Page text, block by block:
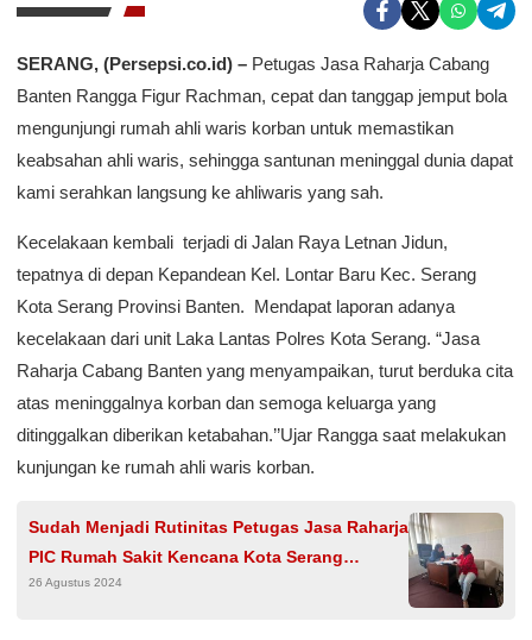
SERANG, (Persepsi.co.id) – Petugas Jasa Raharja Cabang
Banten Rangga Figur Rachman, cepat dan tanggap jemput bola
mengunjungi rumah ahli waris korban untuk memastikan
keabsahan ahli waris, sehingga santunan meninggal dunia dapat
kami serahkan langsung ke ahliwaris yang sah.
Kecelakaan kembali terjadi di Jalan Raya Letnan Jidun,
tepatnya di depan Kepandean Kel. Lontar Baru Kec. Serang
Kota Serang Provinsi Banten. Mendapat laporan adanya
kecelakaan dari unit Laka Lantas Polres Kota Serang. “Jasa
Raharja Cabang Banten yang menyampaikan, turut berduka cita
atas meninggalnya korban dan semoga keluarga yang
ditinggalkan diberikan ketabahan.’’Ujar Rangga saat melakukan
kunjungan ke rumah ahli waris korban.
Sudah Menjadi Rutinitas Petugas Jasa Raharja
PIC Rumah Sakit Kencana Kota Serang
Kunjungan Terkait Surat Jaminan Pasien Laka
26 Agustus 2024